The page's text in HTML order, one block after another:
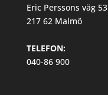
Eric Perssons väg 53
217 62 Malmö
TELEFON:
040-86 900